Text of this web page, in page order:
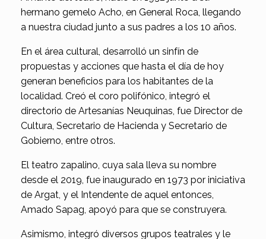
hermano gemelo Acho, en General Roca, llegando
a nuestra ciudad junto a sus padres a los 10 años.
En el área cultural, desarrolló un sinfín de
propuestas y acciones que hasta el día de hoy
generan beneficios para los habitantes de la
localidad. Creó el coro polifónico, integró el
directorio de Artesanías Neuquinas, fue Director de
Cultura, Secretario de Hacienda y Secretario de
Gobierno, entre otros.
El teatro zapalino, cuya sala lleva su nombre
desde el 2019, fue inaugurado en 1973 por iniciativa
de Argat, y el Intendente de aquel entonces,
Amado Sapag, apoyó para que se construyera.
Asimismo, integró diversos grupos teatrales y le